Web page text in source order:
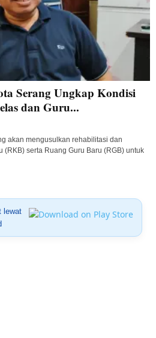
Serang Ungkap Kondisi
dan Guru...
akan mengusulkan rehabilitasi dan
serta Ruang Guru Baru (RGB) untuk
lewat